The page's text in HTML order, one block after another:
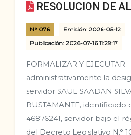
RESOLUCION DE
N° 076
Emisión: 2026-05-12
Publicación: 2026-07-16 11:29:17
FORMALIZAR Y EJECUTAR
administrativamente la
servidor SAUL SAADAN
BUSTAMANTE, identificado
46876241, servidor bajo el
del Decreto Legislativo N.°